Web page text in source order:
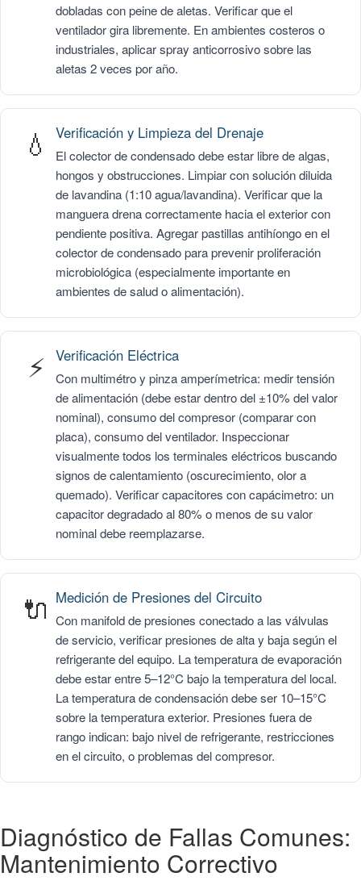
dobladas con peine de aletas. Verificar que el
ventilador gira libremente. En ambientes costeros o
industriales, aplicar spray anticorrosivo sobre las
aletas 2 veces por año.
💧 Verificación y Limpieza del Drenaje
El colector de condensado debe estar libre de algas,
hongos y obstrucciones. Limpiar con solución diluida
de lavandina (1:10 agua/lavandina). Verificar que la
manguera drena correctamente hacia el exterior con
pendiente positiva. Agregar pastillas antihíongo en el
colector de condensado para prevenir proliferación
microbiológica (especialmente importante en
ambientes de salud o alimentación).
⚡ Verificación Eléctrica
Con multimétro y pinza amperímetrica: medir tensión
de alimentación (debe estar dentro del ±10% del valor
nominal), consumo del compresor (comparar con
placa), consumo del ventilador. Inspeccionar
visualmente todos los terminales eléctricos buscando
signos de calentamiento (oscurecimiento, olor a
quemado). Verificar capacitores con capácimetro: un
capacitor degradado al 80% o menos de su valor
nominal debe reemplazarse.
🔌 Medición de Presiones del Circuito
Con manifold de presiones conectado a las válvulas
de servicio, verificar presiones de alta y baja según el
refrigerante del equipo. La temperatura de evaporación
debe estar entre 5–12°C bajo la temperatura del local.
La temperatura de condensación debe ser 10–15°C
sobre la temperatura exterior. Presiones fuera de
rango indican: bajo nivel de refrigerante, restricciones
en el circuito, o problemas del compresor.
Diagnóstico de Fallas Comunes:
Mantenimiento Correctivo